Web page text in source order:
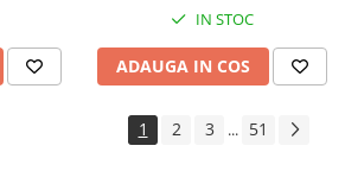
IN STOC
ADAUGA IN COS
1 2 3 ... 51